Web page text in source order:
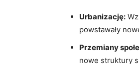
Urbanizację:
powstawały
Przemiany
nowe struktury